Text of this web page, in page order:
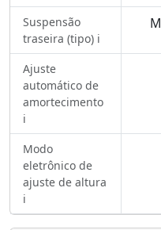
Suspensão
traseira (tipo) ℹ️
Ajuste
automático de
amortecimento
ℹ️
Modo
eletrônico de
ajuste de altura
ℹ️